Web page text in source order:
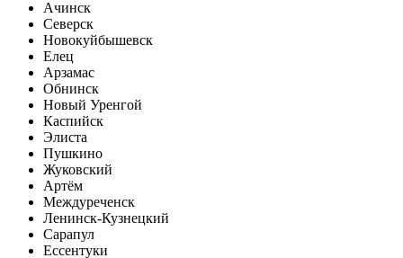
Ачинск
Северск
Новокуйбышевск
Елец
Арзамас
Обнинск
Новый Уренгой
Каспийск
Элиста
Пушкино
Жуковский
Артём
Междуреченск
Ленинск-Кузнецкий
Сарапул
Ессентуки